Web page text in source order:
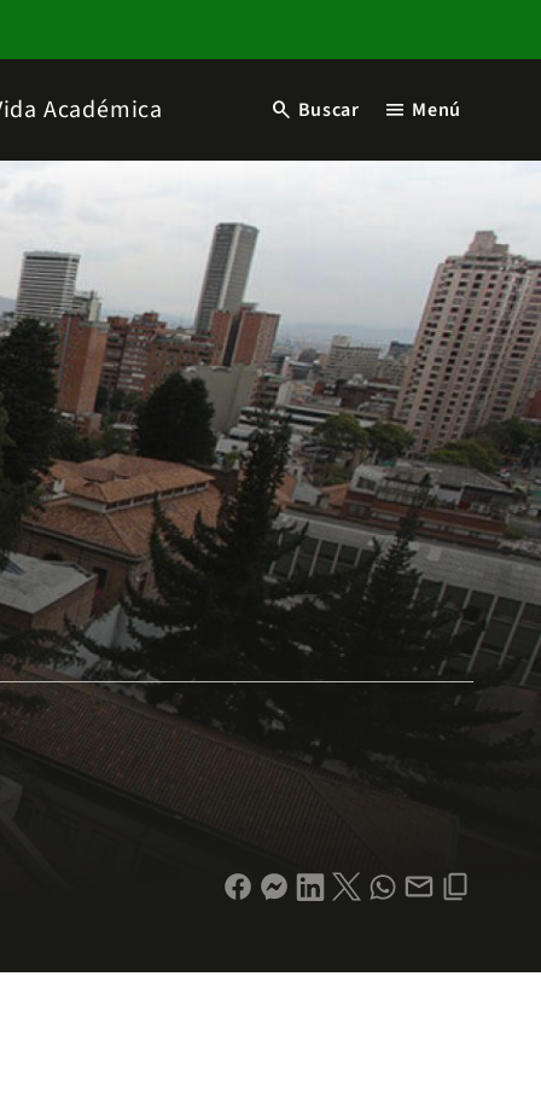
Académica search Buscar menu Menú